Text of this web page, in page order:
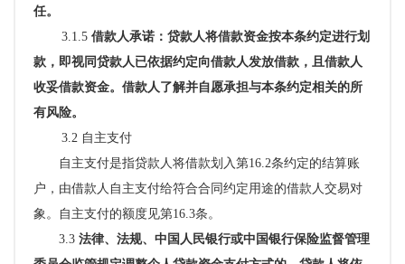
任。
3.1.5 借款人承诺：贷款人将借款资金按本条约定进行划
款，即视同贷款人已依据约定向借款人发放借款，且借款人
收妥借款资金。借款人了解并自愿承担与本条约定相关的所
有风险。
3.2 自主支付
自主支付是指贷款人将借款划入第16.2条约定的结算账
户，由借款人自主支付给符合合同约定用途的借款人交易对
象。自主支付的额度见第16.3条。
3.3 法律、法规、中国人民银行或中国银行保险监督管理